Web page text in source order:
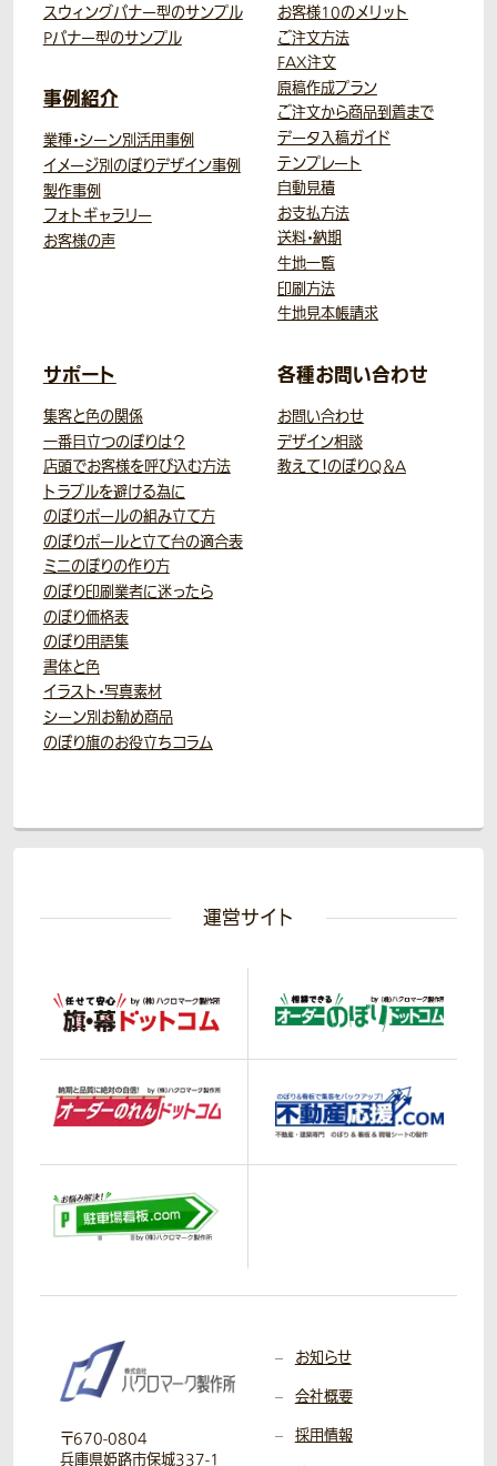
スウィングバナー型のサンプル
Pバナー型のサンプル
事例紹介
業種・シーン別活用事例
イメージ別のぼりデザイン事例
製作事例
フォトギャラリー
お客様の声
お客様10のメリット
ご注文方法
FAX注文
原稿作成プラン
ご注文から商品到着まで
データ入稿ガイド
テンプレート
自動見積
お支払方法
送料・納期
生地一覧
印刷方法
生地見本帳請求
サポート
集客と色の関係
一番目立つのぼりは？
店頭でお客様を呼び込む方法
トラブルを避ける為に
のぼりポールの組み立て方
のぼりポールと立て台の適合表
ミニのぼりの作り方
のぼり印刷業者に迷ったら
のぼり価格表
のぼり用語集
書体と色
イラスト・写真素材
シーン別お勧め商品
のぼり旗のお役立ちコラム
各種お問い合わせ
お問い合わせ
デザイン相談
教えて！のぼりQ＆A
運営サイト
〒670-0804
兵庫県姫路市保城337-1
お知らせ
会社概要
採用情報